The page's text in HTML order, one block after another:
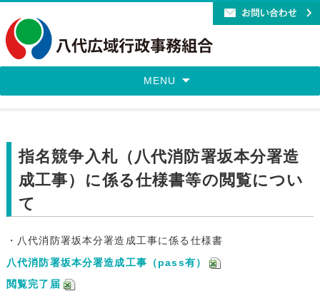
MENU
指名競争入札（八代消防署坂本分署造
成工事）に係る仕様書等の閲覧につい
て
・八代消防署坂本分署造成工事に係る仕様書
八代消防署坂本分署造成工事（pass有）
閲覧完了届